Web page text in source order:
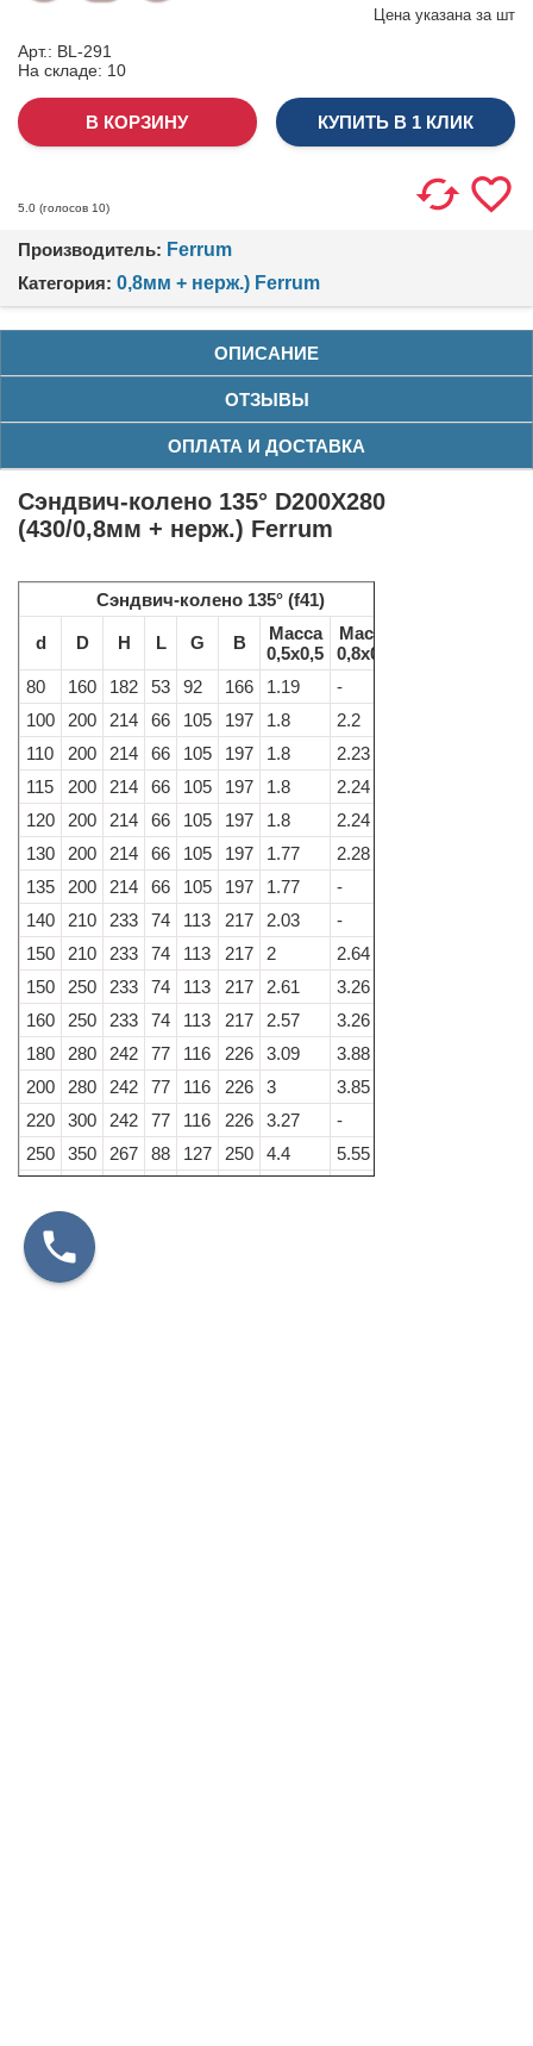
Цена указана за шт
Арт.: BL-291
На складе: 10
КУПИТЬ В 1 КЛИК
5.0 (голосов 10)
Производитель: Ferrum
Категория: 0,8мм + нерж.) Ferrum
ОПИСАНИЕ
ОТЗЫВЫ
ОПЛАТА И ДОСТАВКА
Сэндвич-колено 135° D200X280
(430/0,8мм + нерж.) Ferrum
Сэндвич-колено 135° (f41)
d D H L G B
Масса
0,5х0,5
Масса
0,8х0,5
80
160 182 53 92 166 1.19
-
100
200 214 66 105 197 1.8
2.2
110
200 214 66 105 197 1.8
2.23
115
200 214 66 105 197 1.8
2.24
120
200 214 66 105 197 1.8
2.24
130
200 214 66 105 197 1.77
2.28
135
200 214 66 105 197 1.77
-
140
210 233 74 113 217 2.03
-
150
210 233 74 113 217 2
2.64
150
250 233 74 113 217 2.61
3.26
160
250 233 74 113 217 2.57
3.26
180
280 242 77 116 226 3.09
3.88
200
280 242 77 116 226 3
3.85
220
300 242 77 116 226 3.27
-
250
350 267 88 127 250 4.4
5.55